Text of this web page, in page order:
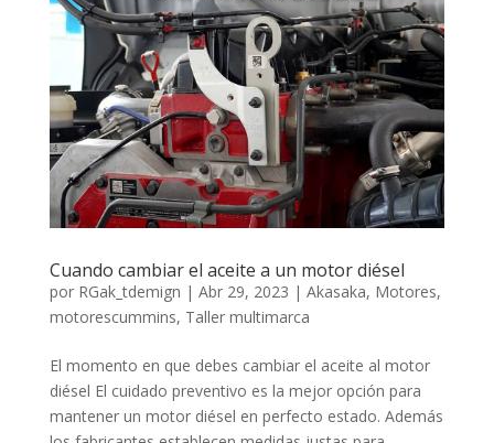
Cuando cambiar el aceite a un motor diésel
por RGak_tdemign | Abr 29, 2023 | Akasaka, Motores,
motorescummins, Taller multimarca
El momento en que debes cambiar el aceite al motor
diésel El cuidado preventivo es la mejor opción para
mantener un motor diésel en perfecto estado. Además